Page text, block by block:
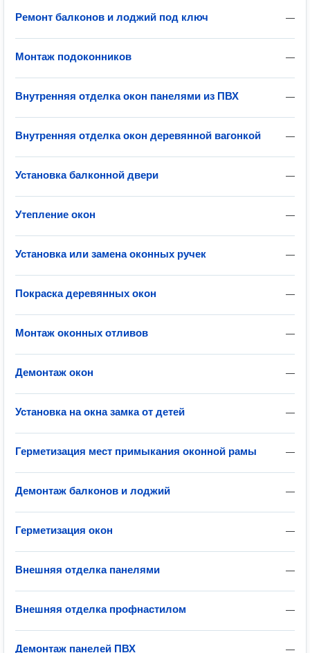
—
Ремонт балконов и лоджий под ключ
—
Монтаж подоконников
—
Внутренняя отделка окон панелями из ПВХ
—
Внутренняя отделка окон деревянной вагонкой
—
Установка балконной двери
—
Утепление окон
—
Установка или замена оконных ручек
—
Покраска деревянных окон
—
Монтаж оконных отливов
—
Демонтаж окон
—
Установка на окна замка от детей
—
Герметизация мест примыкания оконной рамы
—
Демонтаж балконов и лоджий
—
Герметизация окон
—
Внешняя отделка панелями
—
Внешняя отделка профнастилом
—
Демонтаж панелей ПВХ